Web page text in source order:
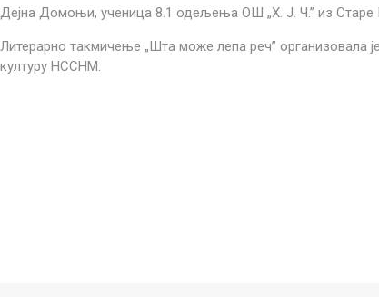
Дејна Домоњи, ученица 8.1 одељења ОШ „Х. Ј. Ч.” из Старе
Литерарно такмичење „Шта може лепа реч” организовала
културу НССНМ.